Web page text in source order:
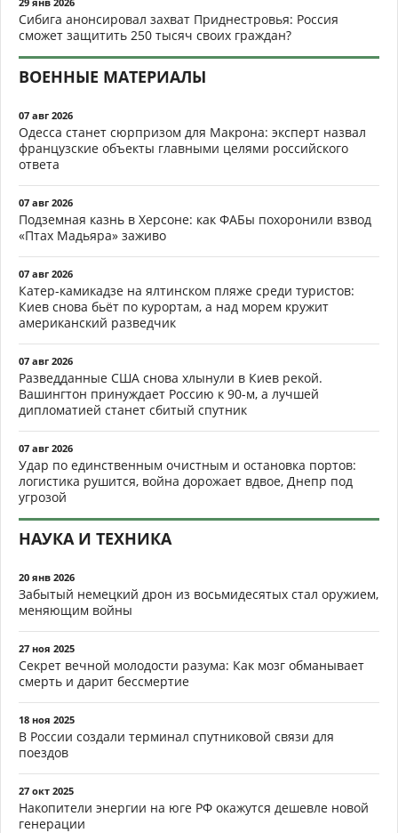
Сибига анонсировал захват Приднестровья: Россия
сможет защитить 250 тысяч своих граждан?
ВОЕННЫЕ МАТЕРИАЛЫ
07 авг 2026
Одесса станет сюрпризом для Макрона: эксперт назвал
французские объекты главными целями российского
ответа
07 авг 2026
Подземная казнь в Херсоне: как ФАБы похоронили взвод
«Птах Мадьяра» заживо
07 авг 2026
Катер-камикадзе на ялтинском пляже среди туристов:
Киев снова бьёт по курортам, а над морем кружит
американский разведчик
07 авг 2026
Разведданные США снова хлынули в Киев рекой.
Вашингтон принуждает Россию к 90-м, а лучшей
дипломатией станет сбитый спутник
07 авг 2026
Удар по единственным очистным и остановка портов:
логистика рушится, война дорожает вдвое, Днепр под
угрозой
НАУКА И ТЕХНИКА
20 янв 2026
Забытый немецкий дрон из восьмидесятых стал оружием,
меняющим войны
27 ноя 2025
Секрет вечной молодости разума: Как мозг обманывает
смерть и дарит бессмертие
18 ноя 2025
В России создали терминал спутниковой связи для
поездов
27 окт 2025
Накопители энергии на юге РФ окажутся дешевле новой
генерации